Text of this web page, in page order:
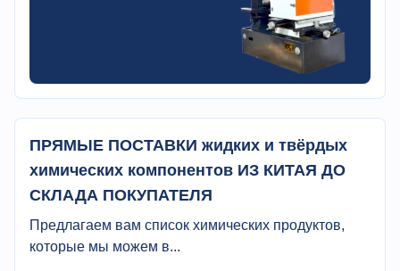
ПРЯМЫЕ ПОСТАВКИ жидких и твёрдых
химических компонентов ИЗ КИТАЯ ДО
СКЛАДА ПОКУПАТЕЛЯ
Предлагаем вам список химических продуктов,
которые мы можем в...